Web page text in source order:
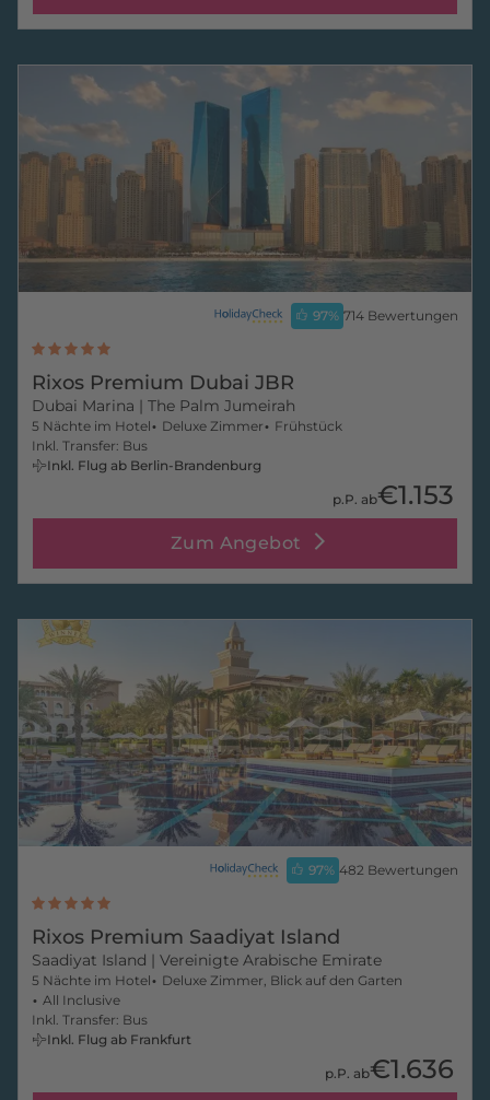
Rixos Premium Dubai JBR
Dubai Marina | The Palm Jumeirah
97% 714 Bewertungen
5 Nächte im Hotel Deluxe Zimmer
Frühstück
Inkl. Transfer: Bus
Inkl. Flug ab Berlin-Brandenburg
p.P. ab€1.153
Zum Angebot
Rixos Premium Saadiyat Island
Saadiyat Island | Vereinigte Arabische Emirate
97% 482 Bewertungen
5 Nächte im Hotel
Deluxe Zimmer, Blick auf den Garten
All Inclusive
Inkl. Transfer: Bus
Inkl. Flug ab Frankfurt
p.P. ab€1.636